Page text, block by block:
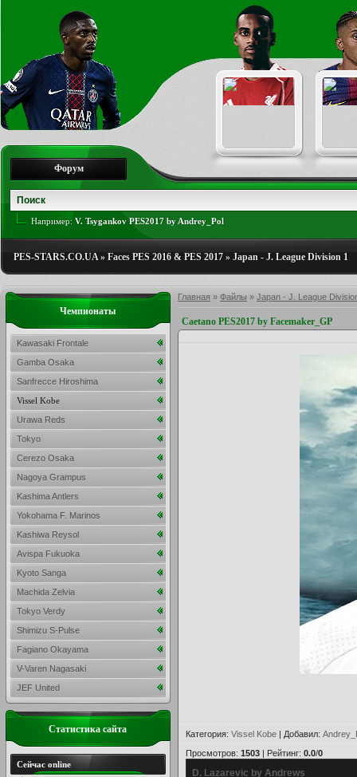
Форум
Например: V. Tsygankov PES2017 by Andrey_Pol
PES-STARS.CO.UA» Faces PES 2016 & PES 2017 » Japan - J. League Division 1
Главная » Файлы » Japan - J. League
Caetano PES2017 by Facemaker_GP
Категория: Vissel Kobe | Добавил:
Просмотров: 1503 | Рейтинг: 0.0/0
D. Lazarevic by Andrews
Чемпионаты
Kawasaki Frontale
Gamba Osaka
Sanfrecce Hiroshima
Vissel Kobe
Urawa Reds
Tokyo
Cerezo Osaka
Nagoya Grampus
Kashima Antlers
Yokohama F. Marinos
Kashiwa Reysol
Avispa Fukuoka
Kyoto Sanga
Machida Zelvia
Tokyo Verdy
Shimizu S-Pulse
Fagiano Okayama
V-Varen Nagasaki
JEF United
Статистика сайта
Сейчас online